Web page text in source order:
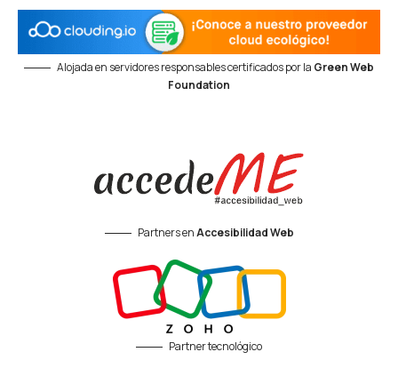
Alojada en servidores responsables certificados por la Green Web
Foundation
Partners enAccesibilidad Web
Partner tecnológico